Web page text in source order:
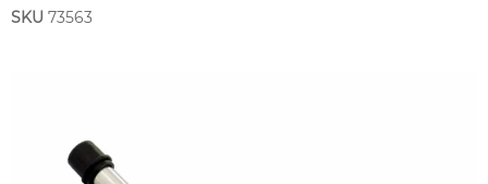
SKU 73563